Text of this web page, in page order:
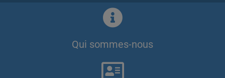
Qui sommes-nous